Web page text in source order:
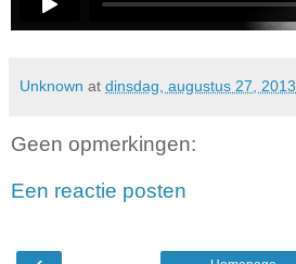
Unknown at dinsdag, augustus 27, 2013
Geen opmerkingen:
Een reactie posten